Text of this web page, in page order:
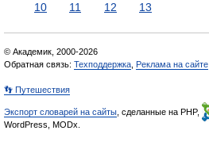
10
11 12 13
© Академик, 2000-2026
Обратная связь: Техподдержка Реклама на сайте
👣 Путешествия
Экспорт словарей на сайты , сделанные на PHP,
WordPress, MODx.